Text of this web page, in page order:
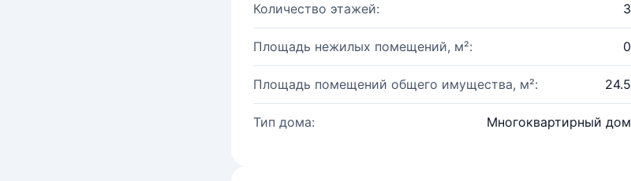
Количество этажей: 3
Площадь нежилых помещений, м²: 0
Площадь помещений общего имущества, м²: 24.5
Тип дома: Многоквартирный дом